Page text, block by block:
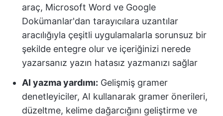
araç, Microsoft Word ve Google
Dokümanlar'dan tarayıcılara uzantılar
aracılığıyla çeşitli uygulamalarla sorunsuz bir
şekilde entegre olur ve içeriğinizi nerede
yazarsanız yazın hatasız yazmanızı sağlar
AI yazma yardımı: Gelişmiş gramer
denetleyiciler, AI kullanarak gramer önerileri,
düzeltme, kelime dağarcığını geliştirme ve